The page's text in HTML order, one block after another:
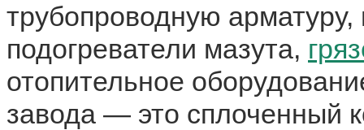
трубопроводную
подогреватели мазута,
отопительное
завода — это сплоченный